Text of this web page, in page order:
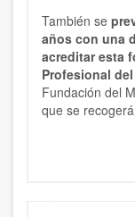
También se
años con una
acreditar esta
Profesional
Fundación del
que se